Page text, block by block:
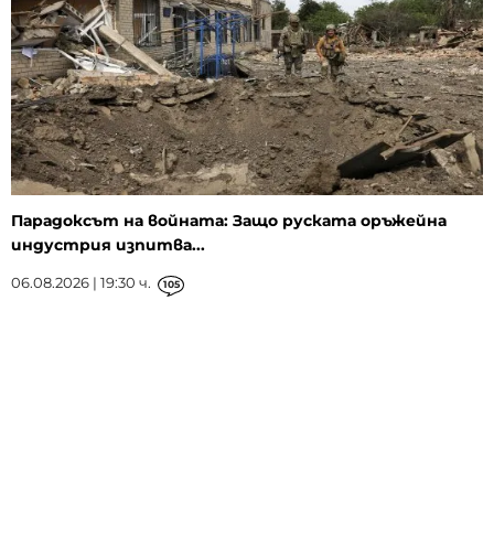
Парадоксът на войната: Защо руската оръжейна
индустрия изпитва...
06.08.2026 | 19:30 ч. 105